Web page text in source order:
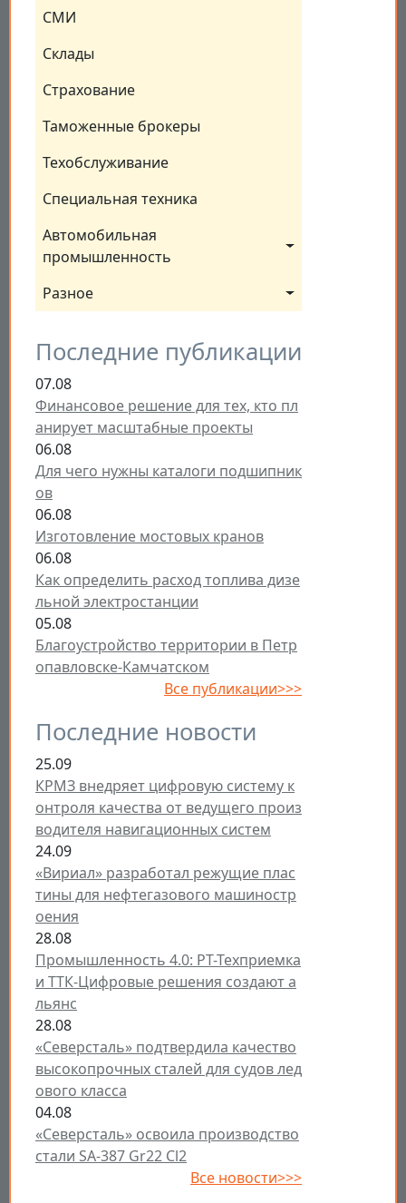
СМИ
Склады
Страхование
Таможенные брокеры
Техобслуживание
Специальная техника
Автомобильная
промышленность
Разное
Последние публикации
07.08
Финансовое решение для тех, кто пл
анирует масштабные проекты
06.08
Для чего нужны каталоги подшипник
ов
06.08
Изготовление мостовых кранов
06.08
Как определить расход топлива дизе
льной электростанции
05.08
Благоустройство территории в Петр
опавловске-Камчатском
Все публикации>>>
Последние новости
25.09
КРМЗ внедряет цифровую систему к
онтроля качества от ведущего произ
водителя навигационных систем
24.09
«Вириал» разработал режущие плас
тины для нефтегазового машиностр
оения
28.08
Промышленность 4.0: РТ-Техприемка
и ТТК-Цифровые решения создают а
льянс
28.08
«Северсталь» подтвердила качество
высокопрочных сталей для судов лед
ового класса
04.08
«Северсталь» освоила производство
стали SA-387 Gr22 Cl2
Все новости>>>